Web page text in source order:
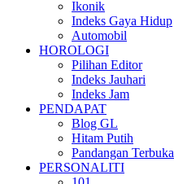
Ikonik
Indeks Gaya Hidup
Automobil
HOROLOGI
Pilihan Editor
Indeks Jauhari
Indeks Jam
PENDAPAT
Blog GL
Hitam Putih
Pandangan Terbuka
PERSONALITI